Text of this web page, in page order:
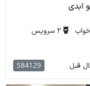
2 سرویس
S84129